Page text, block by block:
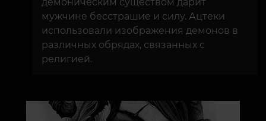
мужчине бесстрашие и силу. Ацтеки
использовали изображения демонов в
различных обрядах, связанных с
религией.